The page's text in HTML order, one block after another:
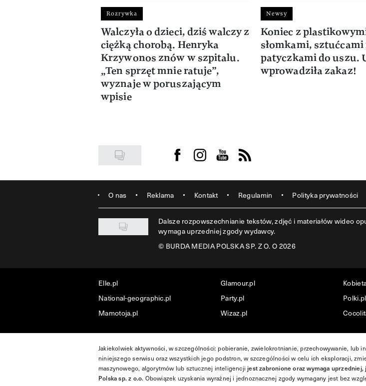
Rozrywka
Walczyła o dzieci, dziś walczy z
ciężką chorobą. Henryka
Krzywonos znów w szpitalu.
„Ten sprzęt mnie ratuje”,
wyznaje w poruszającym
wpisie
Newsy
Koniec z
słomkami, sztućcami
patyczkami do uszu.
wprowadziła zakaz!
Visit us on Facebook
Visit us on Instagram
Visit us on Youtube
Visit us on Rss
O nas Reklama Kontakt Regulamin Polityka prywatności
Dalsze rozpowszechnianie tekstów, zdjęć i materiałów wideo
wymaga uprzedniej zgody wydawcy.
© BURDA MEDIA POLSKA SP. Z O. O 2026
Elle.pl Glamour.pl
National-geographic.pl
Party.pl Polki.pl
Mamotoja.pl
Wizaz.pl
Jakiekolwiek aktywności, w szczególności: pobieranie, zwielokrotnianie, przechowywanie, lub
niniejszego serwisu oraz wszystkich jego podstron, w szczególności w celu ich eksploracji,
maszynowego, algorytmów lub sztucznej inteligencji jest zabronione oraz wymaga
Polska sp. z o.o. Obowiązek uzyskania wyraźnej i jednoznacznej zgody wymagany jest bez